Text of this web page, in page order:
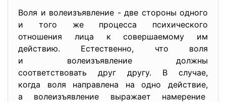
Воля и волеизъявление - две стороны одного
и того же процесса психического
отношения лица к совершаемому им
действию. Естественно, что воля
и волеизъявление должны
соответствовать друг другу. В случае,
когда воля направлена на одно действие,
а волеизъявление выражает намерение